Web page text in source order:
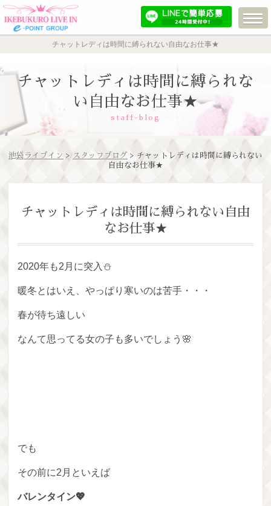
チャットレディは時間に縛られない自由なお仕事★
チャットレディは時間に縛られな
い自由なお仕事★
staff-blog
池袋ライブイン > スタッフブログ > チャットレディは時間に縛られない
自由なお仕事★
チャットレディは時間に縛られない自由
なお仕事★
2020年も2月に突入⛄
暖冬とはいえ、やっぱり寒いのは苦手・・・
春が待ち遠しい
なんて思ってる女の子も多いでしょう🌸
でも
その前に2月といえば
バレンタイン💖